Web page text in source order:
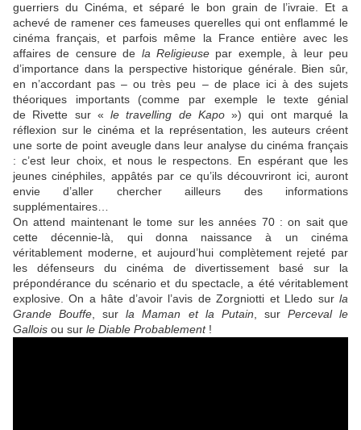
guerriers du Cinéma, et séparé le bon grain de l’ivraie. Et a
achevé de ramener ces fameuses querelles qui ont enflammé le
cinéma français, et parfois même la France entière avec les
affaires de censure de la Religieuse par exemple, à leur peu
d’importance dans la perspective historique générale. Bien sûr,
en n’accordant pas – ou très peu – de place ici à des sujets
théoriques importants (comme par exemple le texte génial
de Rivette sur « le travelling de Kapo») qui ont marqué la
réflexion sur le cinéma et la représentation, les auteurs créent
une sorte de point aveugle dans leur analyse du cinéma français
: c’est leur choix, et nous le respectons. En espérant que les
jeunes cinéphiles, appâtés par ce qu’ils découvriront ici, auront
envie d’aller chercher ailleurs des informations
supplémentaires…
On attend maintenant le tome sur les années 70 : on sait que
cette décennie-là, qui donna naissance à un cinéma
véritablement moderne, et aujourd’hui complètement rejeté par
les défenseurs du cinéma de divertissement basé sur la
prépondérance du scénario et du spectacle, a été véritablement
explosive. On a hâte d’avoir l’avis deZorgniotti et Lledo surla
Grande Bouffe , surla Maman et la Putain , sur Perceval le
Gallois ou sur le Diable Probablement!